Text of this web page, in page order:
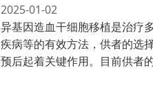
2025-01-02
异基因造血干细胞移植是治疗
疾病等的有效方法，供者的选
预后起着关键作用。目前供者